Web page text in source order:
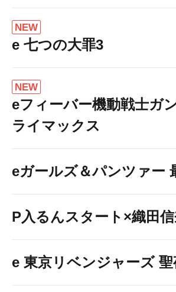
NEW
e 七つの大罪3
NEW
eフィーバー機動戦士ガ
ライマックス
eガールズ＆パンツァー
P入るんスタート×織田
e 東京リベンジャーズ